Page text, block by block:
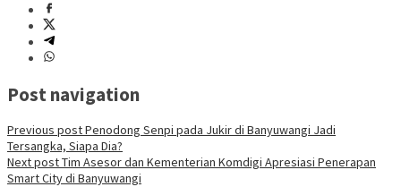
Post navigation
Previous postPenodong Senpi pada Jukir di Banyuwangi Jadi
Tersangka, Siapa Dia?
Next postTim Asesor dan Kementerian Komdigi Apresiasi Penerapan
Smart City di Banyuwangi